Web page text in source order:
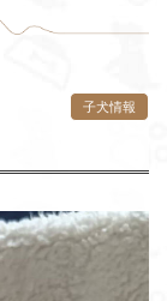
子犬情報